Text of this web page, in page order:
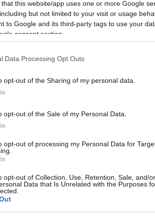
that this website/app uses one or more Google
but not limited to your visit or usage
to Google and its third-party tags to use your
consent section.
Data Processing Opt Outs
opt-out of the Sharing of my personal data.
opt-out of the Sale of my Personal Data.
opt-out of processing my Personal Data for
opt-out of Collection, Use, Retention, Sale, and/
Data that Is Unrelated with the Purposes
πολύ καλά το κοτόπουλο.
τα βάζουμε μέσα σε μια
2 καρότα, 1 πράσο και τα ρίχνουμε
να φτιάξουμε έναν νόστιμο ζωμό
θυμάρι, τα φύλλα δάφνης, το μαύρο
καπάκι σε μέτρια φωτιά για 1 ώρα. Αν
την κότα.